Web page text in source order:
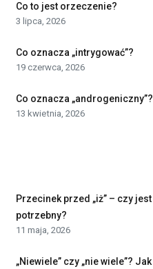
Co to jest orzeczenie?
3 lipca, 2026
Co oznacza „intrygować”?
19 czerwca, 2026
Co oznacza „androgeniczny”?
13 kwietnia, 2026
Przecinek przed „iż” – czy jest
potrzebny?
11 maja, 2026
„Niewiele” czy „nie wiele”? Jak